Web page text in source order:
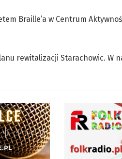
Braille’a w Centrum
rewitalizacji Starachowic. W